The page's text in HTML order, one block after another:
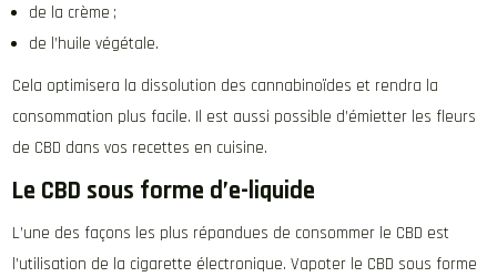
de la crème ;
de l’huile végétale.
Cela optimisera la dissolution des cannabinoïdes et rendra la
consommation plus facile. Il est aussi possible d’émietter les fleurs
de CBD dans vos recettes en cuisine.
Le CBD sous forme d’e-liquide
L’une des façons les plus répandues de consommer le CBD est
l’utilisation de la cigarette électronique. Vapoter le CBD sous forme